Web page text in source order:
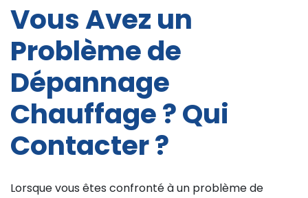
Vous Avez un
Problème de
Dépannage
Chauffage ? Qui
Contacter ?
Lorsque vous êtes confronté à un problème de